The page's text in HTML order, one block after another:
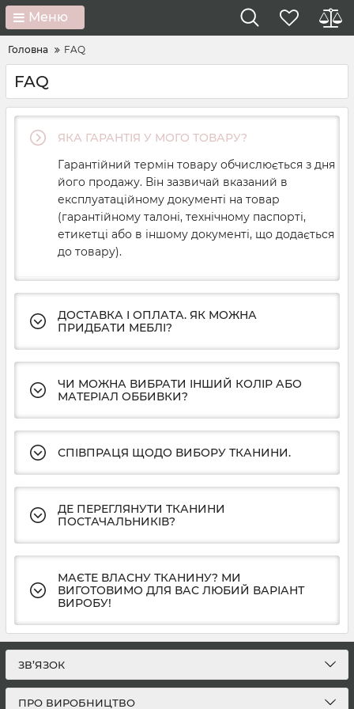
Меню
Головна FAQ
FAQ
ЯКА ГАРАНТІЯ У МОГО ТОВАРУ?
Гарантійний термін товару обчислюється з дня
його продажу. Він зазвичай вказаний в
експлуатаційному документі на товар
(гарантійному талоні, технічному паспорті,
етикетці або в іншому документі, що додається
до товару).
ДОСТАВКА І ОПЛАТА. ЯК МОЖНА
ПРИДБАТИ МЕБЛІ?
ЧИ МОЖНА ВИБРАТИ ІНШИЙ КОЛІР АБО
МАТЕРІАЛ ОББИВКИ?
СПІВПРАЦЯ ЩОДО ВИБОРУ ТКАНИНИ.
ДЕ ПЕРЕГЛЯНУТИ ТКАНИНИ
ПОСТАЧАЛЬНИКІВ?
МАЄТЕ ВЛАСНУ ТКАНИНУ? МИ
ВИГОТОВИМО ДЛЯ ВАС ЛЮБИЙ ВАРІАНТ
ВИРОБУ!
ЗВ’ЯЗОК
ПРО ВИРОБНИЦТВО